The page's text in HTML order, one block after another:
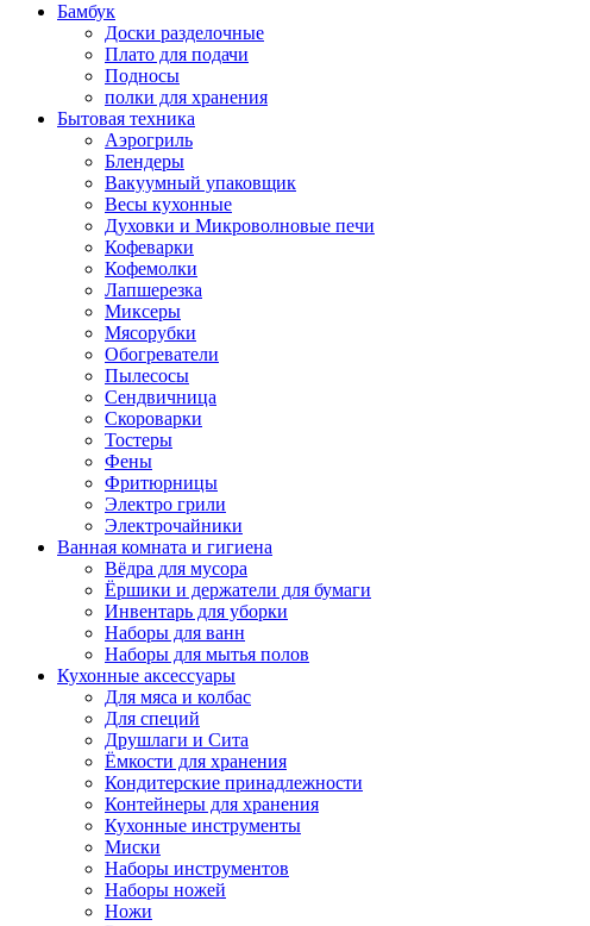
Бамбук
Доски разделочные
Плато для подачи
Подносы
полки для хранения
Бытовая техника
Аэрогриль
Блендеры
Вакуумный упаковщик
Весы кухонные
Духовки и Микроволновые печи
Кофеварки
Кофемолки
Лапшерезка
Миксеры
Мясорубки
Обогреватели
Пылесосы
Сендвичница
Скороварки
Тостеры
Фены
Фритюрницы
Электро грили
Электрочайники
Ванная комната и гигиена
Вёдра для мусора
Ёршики и держатели для бумаги
Инвентарь для уборки
Наборы для ванн
Наборы для мытья полов
Кухонные аксессуары
Для мяса и колбас
Для специй
Друшлаги и Сита
Ёмкости для хранения
Кондитерские принадлежности
Контейнеры для хранения
Кухонные инструменты
Миски
Наборы инструментов
Наборы ножей
Ножи